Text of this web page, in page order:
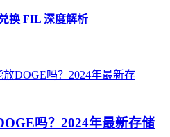
换 FIL 深度解析
吗？2024年最新存储